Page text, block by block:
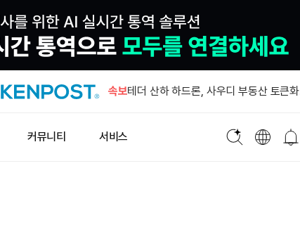
속보
S&P500 이달 2.1조달러 증가…암호화폐
테더 산하 하드론, 사우디 부동산 토큰화
커뮤니티 서비스